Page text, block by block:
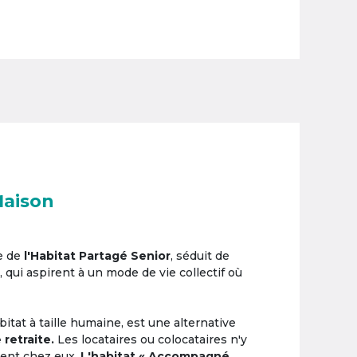
de l'Habitat Partagé Senior, séduit de
aspirent à un mode de vie collectif où
à taille humaine, est une alternative
retraite. Les locataires ou colocataires n'y